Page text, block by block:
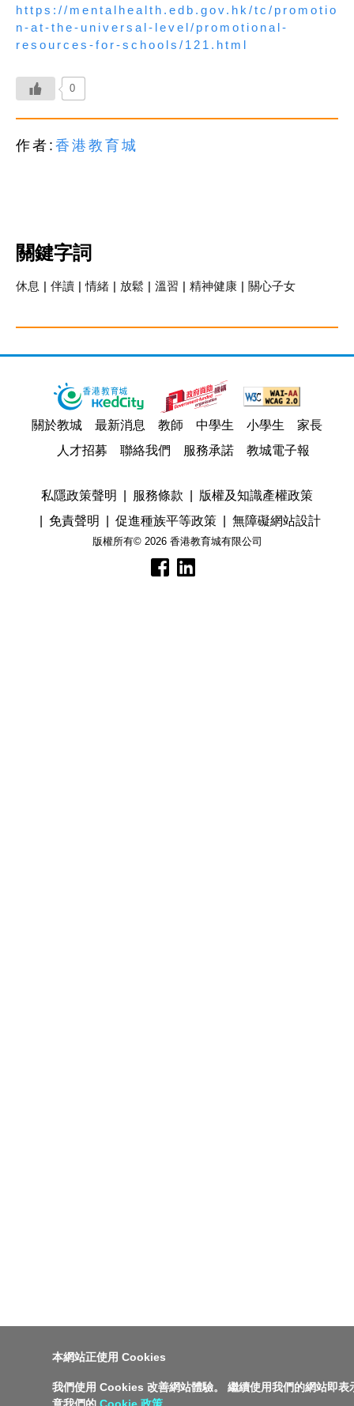
https://mentalhealth.edb.gov.hk/tc/promotio
n-at-the-universal-level/promotional-
resources-for-schools/121.html
0
作者: 香港教育城
關鍵字詞
休息 | 伴讀 | 情緒 | 放鬆 | 溫習 | 精神健康 | 關心子女
關於教城 最新消息 教師 中學生 小學生
家長
人才招募
聯絡我們 服務承諾 教城電子報
版權所有© 2026 香港教育城有限公司
私隱政策聲明 服務條款
版權及知識產權政策
免責聲明
促進種族平等政策 無障礙網站設計
本網站正使用 Cookies
我們使用 Cookies 改善網站體驗。 繼續使用我們的網站即表